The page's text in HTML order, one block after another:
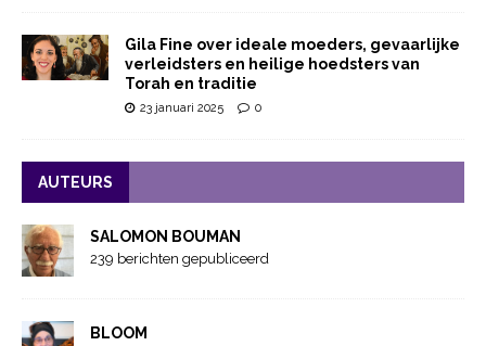
Gila Fine over ideale moeders, gevaarlijke
verleidsters en heilige hoedsters van
Torah en traditie
23 januari 2025 0
AUTEURS
SALOMON BOUMAN
239 berichten gepubliceerd
BLOOM